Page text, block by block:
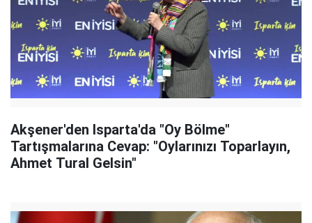
Akşener'den Isparta'da "Oy Bölme"
Tartışmalarına Cevap: "Oylarınızı Toparlayın,
Ahmet Tural Gelsin"